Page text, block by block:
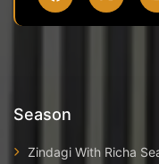
Season
Zindagi With Richa